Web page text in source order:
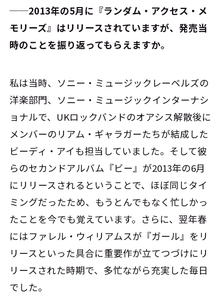
──2013年の5月に『ランダム・アクセス・メ
モリーズ』はリリースされていますが、発売当
時のことを振り返ってもらえますか。
私は当時、ソニー・ミュージックレーベルズの
洋楽部門、ソニー・ミュージックインターナシ
ョナルで、UKロックバンドのオアシス解散後に
メンバーのリアム・ギャラガーたちが結成した
ビーディ・アイも担当していました。そして彼
らのセカンドアルバム『ビー』が2013年の6月
にリリースされるということで、ほぼ同じタイ
ミングだったため、もうとんでもなく忙しかっ
たことを今でも覚えています。さらに、翌年春
にはファレル・ウィリアムスが『ガール』をリ
リースといった具合に重要作が立てつづけにリ
リースされた時期で、多忙ながら充実した毎日
でした。